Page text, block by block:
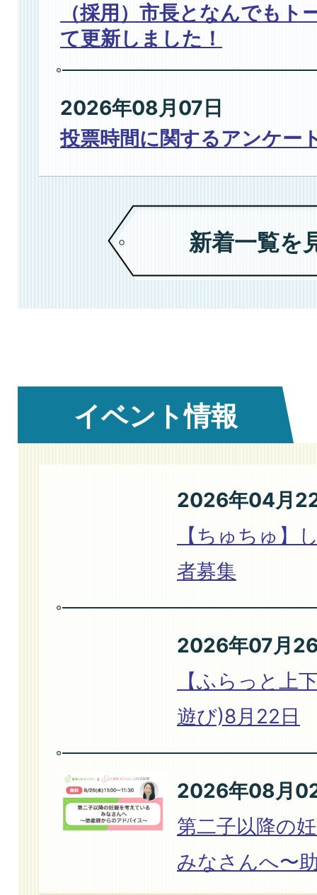
（採用）市長となんでもト
て更新しました！
2026年08月07日
投票時間に関するアンケー
2026年08月07日
8月イベントカレンダー
2026年08月06日
2026年08月05日
中山間地域等直接支払交付金
2026年08月05日
府中学びフェスタ
2026年08月04日
令和8年8月22日 府中市 平
2026年08月04日
新着一覧を
イベント情報
2026年04月
【ちゅちゅ】
者募集
2026年07月
【ふらっと上
遊び)8月22日
2026年08月
第二子以降の
みなさんへ〜